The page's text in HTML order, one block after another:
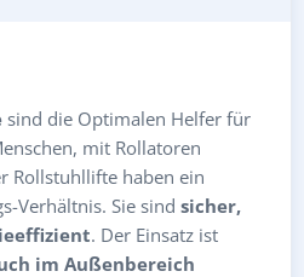
sind die Optimalen Helfer für
mit Rollatoren
Rollstuhllifte haben ein
Verhältnis. Sie sind sicher,
. Der Einsatz ist
im Außenbereich